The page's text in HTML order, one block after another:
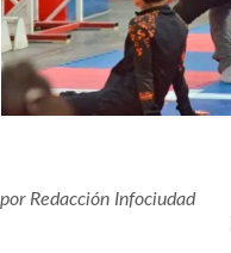
porRedacción Infociudad